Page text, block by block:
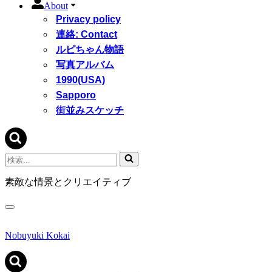
About
Privacy policy
連絡: Contact
ルピちゃん物語
写真アルバム
1990(USA)
Sapporo
街並みスケッチ
検
索...
素敵な情景とクリエイティブ
ナ
ゲ
シ
ョ
Nobuyuki Kokai